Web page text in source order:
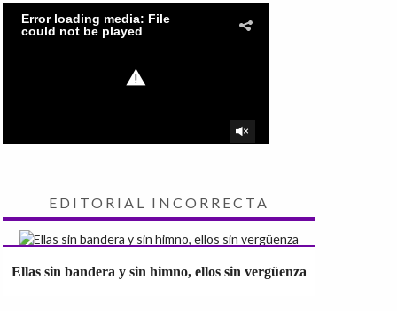
EDITORIAL INCORRECTA
Ellas sin bandera y sin himno, ellos sin vergüenza